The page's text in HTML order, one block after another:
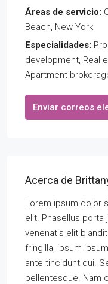
Áreas de servicio:
Beach, New York
Especialidades:
development, Real
Apartment
Enviar correos
Acerca de
Lorem ipsum dolor
elit. Phasellus
venenatis elit
fringilla, ipsum
ante tincidunt dui.
pellentesque. Nam